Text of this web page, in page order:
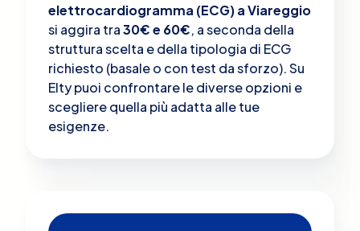
elettrocardiogramma (ECG) a Viareggio
si aggira tra30€ e 60€, a seconda della
struttura scelta e della tipologia di ECG
richiesto (basale o con test da sforzo). Su
Elty puoi confrontare le diverse opzioni e
scegliere quella più adatta alle tue
esigenze.